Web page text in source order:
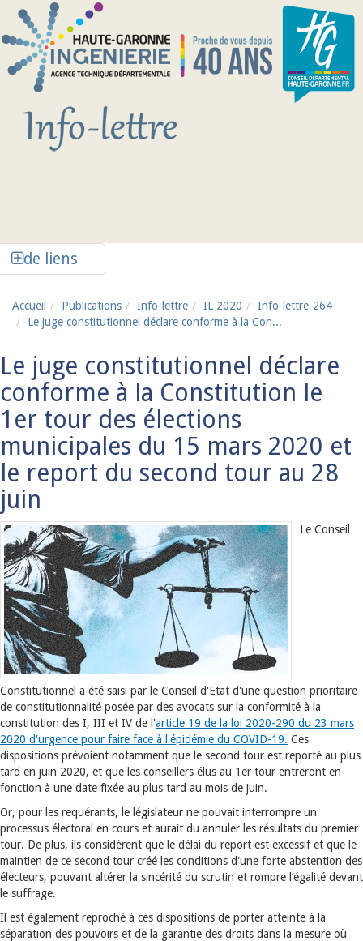
Aller au contenu principal
de liens
Accueil Publications Info-lettre IL 2020
Info-lettre-264
Le juge constitutionnel déclare conforme à la Con...
Le juge constitutionnel déclare
conforme à la Constitution le
1er tour des élections
municipales du 15 mars 2020 et
le report du second tour au 28
juin
Le Conseil
Constitutionnel a été saisi par le Conseil d'Etat d'une question prioritaire
de constitutionnalité posée par des avocats sur la conformité à la
constitution des I, III et IV de l'article 19 de la loi 2020-290 du 23 mars
2020 d'urgence pour faire face à l'épidémie du COVID-19. Ces
dispositions prévoient notamment que le second tour est reporté au plus
tard en juin 2020, et que les conseillers élus au 1er tour entreront en
fonction à une date fixée au plus tard au mois de juin.
Or, pour les requérants, le législateur ne pouvait interrompre un
processus électoral en cours et aurait du annuler les résultats du premier
tour. De plus, ils considèrent que le délai du report est excessif et que le
maintien de ce second tour créé les conditions d'une forte abstention des
électeurs, pouvant altérer la sincérité du scrutin et rompre l’égalité devant
le suffrage.
Il est également reproché à ces dispositions de porter atteinte à la
séparation des pouvoirs et de la garantie des droits dans la mesure où